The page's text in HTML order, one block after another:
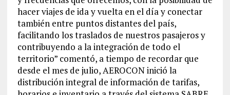
hacer viajes de ida y vuelta en el día y conectar
también entre puntos distantes del país,
facilitando los traslados de nuestros pasajeros y
contribuyendo a la integración de todo el
territorio” comentó, a tiempo de recordar que
desde el mes de julio, AEROCON inició la
distribución integral de información de tarifas,